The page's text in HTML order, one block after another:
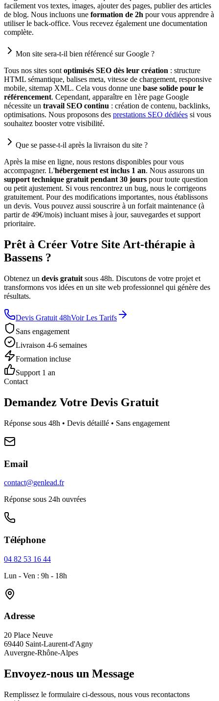
facilement vos textes, images, ajouter des pages, publier des articles
de blog. Nous incluons une formation de 2h pour vous apprendre à
utiliser le back-office. Vous recevez également une documentation
complète.
Mon site sera-t-il bien référencé sur Google ?
Tous nos sites sont optimisés SEO dès leur création : structure
HTML sémantique, balises meta, vitesse de chargement, responsive
mobile, sitemap XML. Cela vous donne une base solide pour le
référencement. Cependant, apparaître en 1ère page Google
nécessite un travail SEO continu : création de contenu, backlinks,
optimisations. Nous proposons des prestations SEO dédiées si vous
souhaitez booster votre visibilité.
Que se passe-t-il après la livraison du site ?
Après la mise en ligne, nous restons disponibles pour vous
accompagner. L'hébergement est inclus 1 an. Nous assurons un
support technique gratuit pendant 30 jours pour toute question
ou petit ajustement. Si vous rencontrez un bug, nous le corrigeons
gratuitement. Pour des modifications importantes, nous établissons
un devis. Vous pouvez aussi souscrire à un forfait maintenance (à
partir de 49€/mois) incluant mises à jour, sauvegardes et support
prioritaire.
Prêt à Créer Votre Site Art-thérapie à
Bassens ?
Obtenez un devis gratuit sous 48h. Discutons de votre projet et
transformons vos idées en un site web professionnel qui génère des
résultats.
Devis Gratuit 48hVoir Les Tarifs
Sans engagement
Livraison 4-6 semaines
Formation incluse
Support 1 an
Contact
Demandez Votre Devis Gratuit
Réponse sous 48h • Devis détaillé • Sans engagement
Email
contact@genlead.fr
Réponse sous 24h ouvrées
Téléphone
04 82 53 16 44
Lun - Ven : 9h - 18h
Adresse
20 Place Neuve
69440 Saint-Laurent-d'Agny
Auvergne-Rhône-Alpes
Envoyez-nous un Message
Remplissez le formulaire ci-dessous, nous vous recontactons